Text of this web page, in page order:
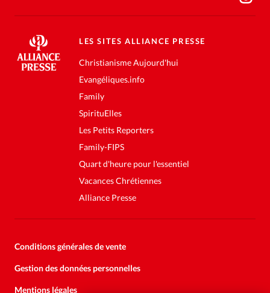
LES SITES ALLIANCE PRESSE
Christianisme Aujourd'hui
Evangéliques.info
Family
SpirituElles
Les Petits Reporters
Family-FIPS
Quart d'heure pour l'essentiel
Vacances Chrétiennes
Alliance Presse
Conditions générales de vente
Gestion des données personnelles
Mentions légales